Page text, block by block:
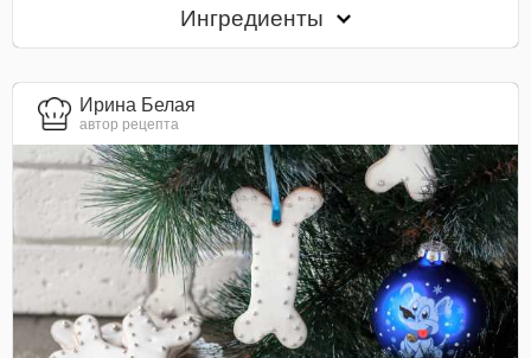
Ингредиенты
Ирина Белая
автор рецепта